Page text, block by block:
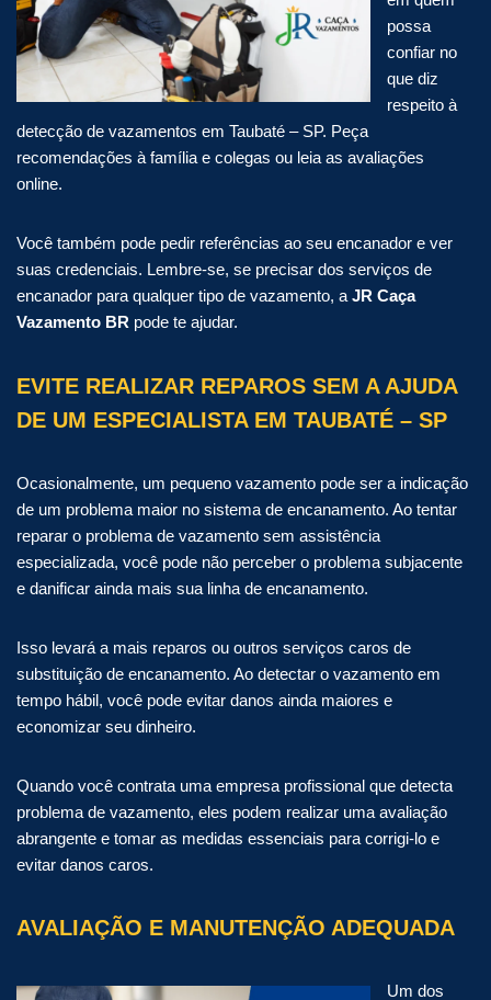
possa
confiar no
que diz
respeito à
detecção de vazamentos em Taubaté – SP. Peça
recomendações à família e colegas ou leia as avaliações
online.
Você também pode pedir referências ao seu encanador e ver
suas credenciais. Lembre-se, se precisar dos serviços de
encanador para qualquer tipo de vazamento, a JR Caça
Vazamento BR pode te ajudar.
EVITE REALIZAR REPAROS SEM A AJUDA
DE UM ESPECIALISTA EM TAUBATÉ – SP
Ocasionalmente, um pequeno vazamento pode ser a indicação
de um problema maior no sistema de encanamento. Ao tentar
reparar o problema de vazamento sem assistência
especializada, você pode não perceber o problema subjacente
e danificar ainda mais sua linha de encanamento.
Isso levará a mais reparos ou outros serviços caros de
substituição de encanamento. Ao detectar o vazamento em
tempo hábil, você pode evitar danos ainda maiores e
economizar seu dinheiro.
Quando você contrata uma empresa profissional que detecta
problema de vazamento, eles podem realizar uma avaliação
abrangente e tomar as medidas essenciais para corrigi-lo e
evitar danos caros.
AVALIAÇÃO E MANUTENÇÃO ADEQUADA
Um dos